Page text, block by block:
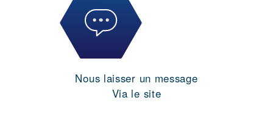
Nous laisser un message
Via le site